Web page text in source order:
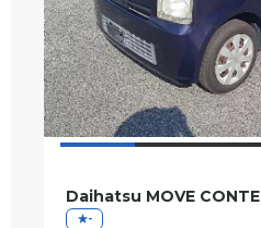
Daihatsu MOVE CONTE
-